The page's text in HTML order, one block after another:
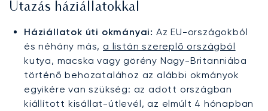
Utazás háziállatokkal
Háziállatok úti okmányai: Az EU-országokból
és néhány más, a listán szereplő országból
kutya, macska vagy görény Nagy-Britanniába
történő behozatalához az alábbi okmányok
egyikére van szükség: az adott országban
kiállított kisállat-útlevél, az elmúlt 4 hónapban